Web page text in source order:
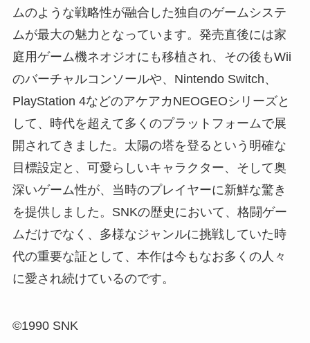
ムのような戦略性が融合した独自のゲームシステ
ムが最大の魅力となっています。発売直後には家
庭用ゲーム機ネオジオにも移植され、その後もWii
のバーチャルコンソールや、Nintendo Switch、
PlayStation 4などのアケアカNEOGEOシリーズと
して、時代を超えて多くのプラットフォームで展
開されてきました。太陽の塔を登るという明確な
目標設定と、可愛らしいキャラクター、そして奥
深いゲーム性が、当時のプレイヤーに新鮮な驚き
を提供しました。SNKの歴史において、格闘ゲー
ムだけでなく、多様なジャンルに挑戦していた時
代の重要な証として、本作は今もなお多くの人々
に愛され続けているのです。
©1990 SNK